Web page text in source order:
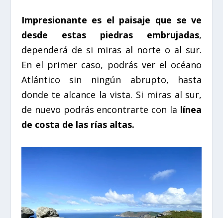
Impresionante es el paisaje que se ve
desde estas piedras embrujadas,
dependerá de si miras al norte o al sur.
En el primer caso, podrás ver el océano
Atlántico sin ningún abrupto, hasta
donde te alcance la vista. Si miras al sur,
de nuevo podrás encontrarte con la línea
de costa de las rías altas.